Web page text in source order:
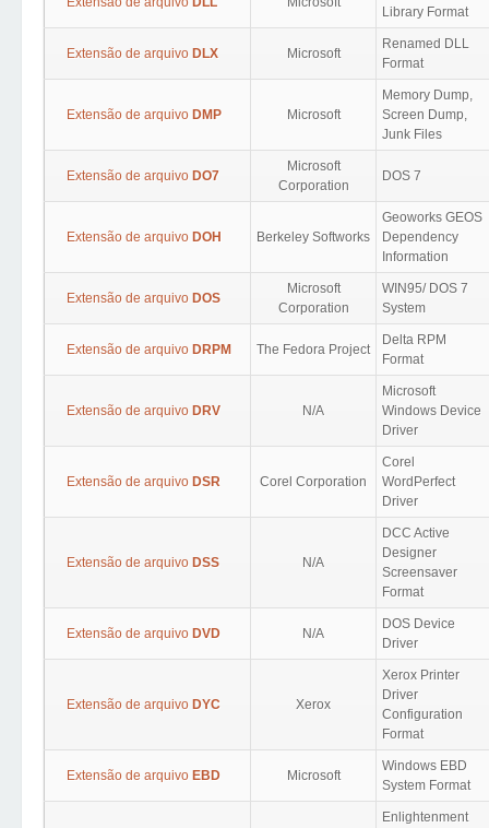
Library Format
Extensão de arquivo DLX Microsoft
Renamed DLL
Format
Extensão de arquivo DMP Microsoft
Memory Dump,
Screen Dump,
Junk Files
Extensão de arquivo DO7
Microsoft
Corporation
DOS 7
Extensão de arquivo DOH Berkeley Softworks
Geoworks GEOS
Dependency
Information
Extensão de arquivo DOS
Microsoft
Corporation
WIN95/ DOS 7
System
Extensão de arquivo DRPM The Fedora Project
Delta RPM
Format
Extensão de arquivo DRV N/A
Microsoft
Windows Device
Driver
Extensão de arquivo DSR Corel Corporation
Corel
WordPerfect
Driver
Extensão de arquivo DSS N/A
DCC Active
Designer
Screensaver
Format
Extensão de arquivo DVD N/A
DOS Device
Driver
Extensão de arquivo DYC Xerox
Xerox Printer
Driver
Configuration
Format
Extensão de arquivo EBD Microsoft
Windows EBD
System Format
Enlightenment